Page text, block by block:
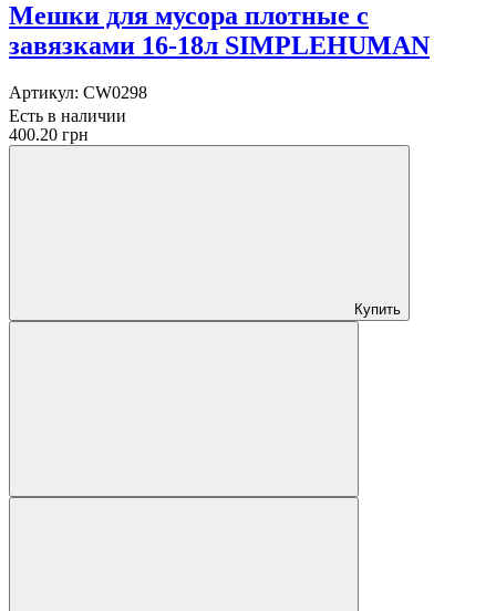
Мешки для мусора плотные с
завязками 16-18л SIMPLEHUMAN
Артикул: CW0298
Есть в наличии
400.20 грн
Купить